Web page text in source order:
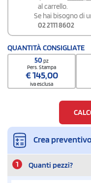
al carrello.
Se hai bisogno di
02 2111 8602
QUANTITÀ CONSIGLIATE
50pz
Pers. Stampa
€145,00
iva esclusa
Crea preventivo
1 Quanti pezzi?